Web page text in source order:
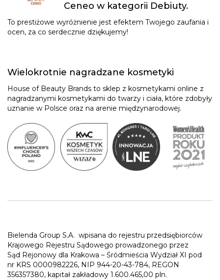
Ceneo w kategorii Debiuty.
To prestiżowe wyróżnienie jest efektem Twojego zaufania i
ocen, za co serdecznie dziękujemy!
Wielokrotnie nagradzane kosmetyki
House of Beauty Brands to sklep z kosmetykami online z
nagradzanymi kosmetykami do twarzy i ciała, które zdobyły
uznanie w Polsce oraz na arenie międzynarodowej.
Bielenda Group S.A. wpisana do rejestru przedsiębiorców
Krajowego Rejestru Sądowego prowadzonego przez
Sąd Rejonowy dla Krakowa – Śródmieścia Wydział XI pod
nr KRS 0000982226, NIP 944-20-43-784, REGON
356357380, kapitał zakładowy 1.600.465,00 pln.